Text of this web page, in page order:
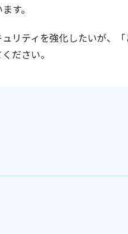
す。
リティを強化したいが、
ださい。